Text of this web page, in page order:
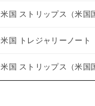
米国 ストリップス（米国
米国 トレジャリーノート
米国 ストリップス（米国